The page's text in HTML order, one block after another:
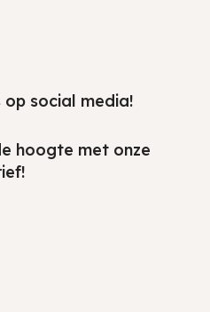
op social media!
hoogte met onze